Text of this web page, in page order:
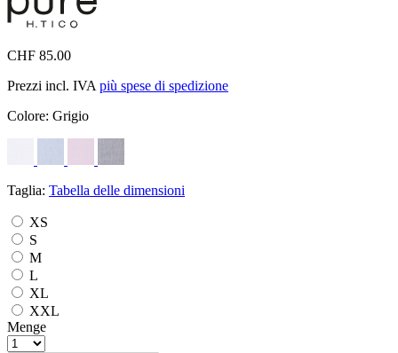
CHF 85.00
Prezzi incl. IVA più spese di spedizione
Colore: Grigio
Taglia: Tabella delle dimensioni
XS
S
M
L
XL
XXL
Menge